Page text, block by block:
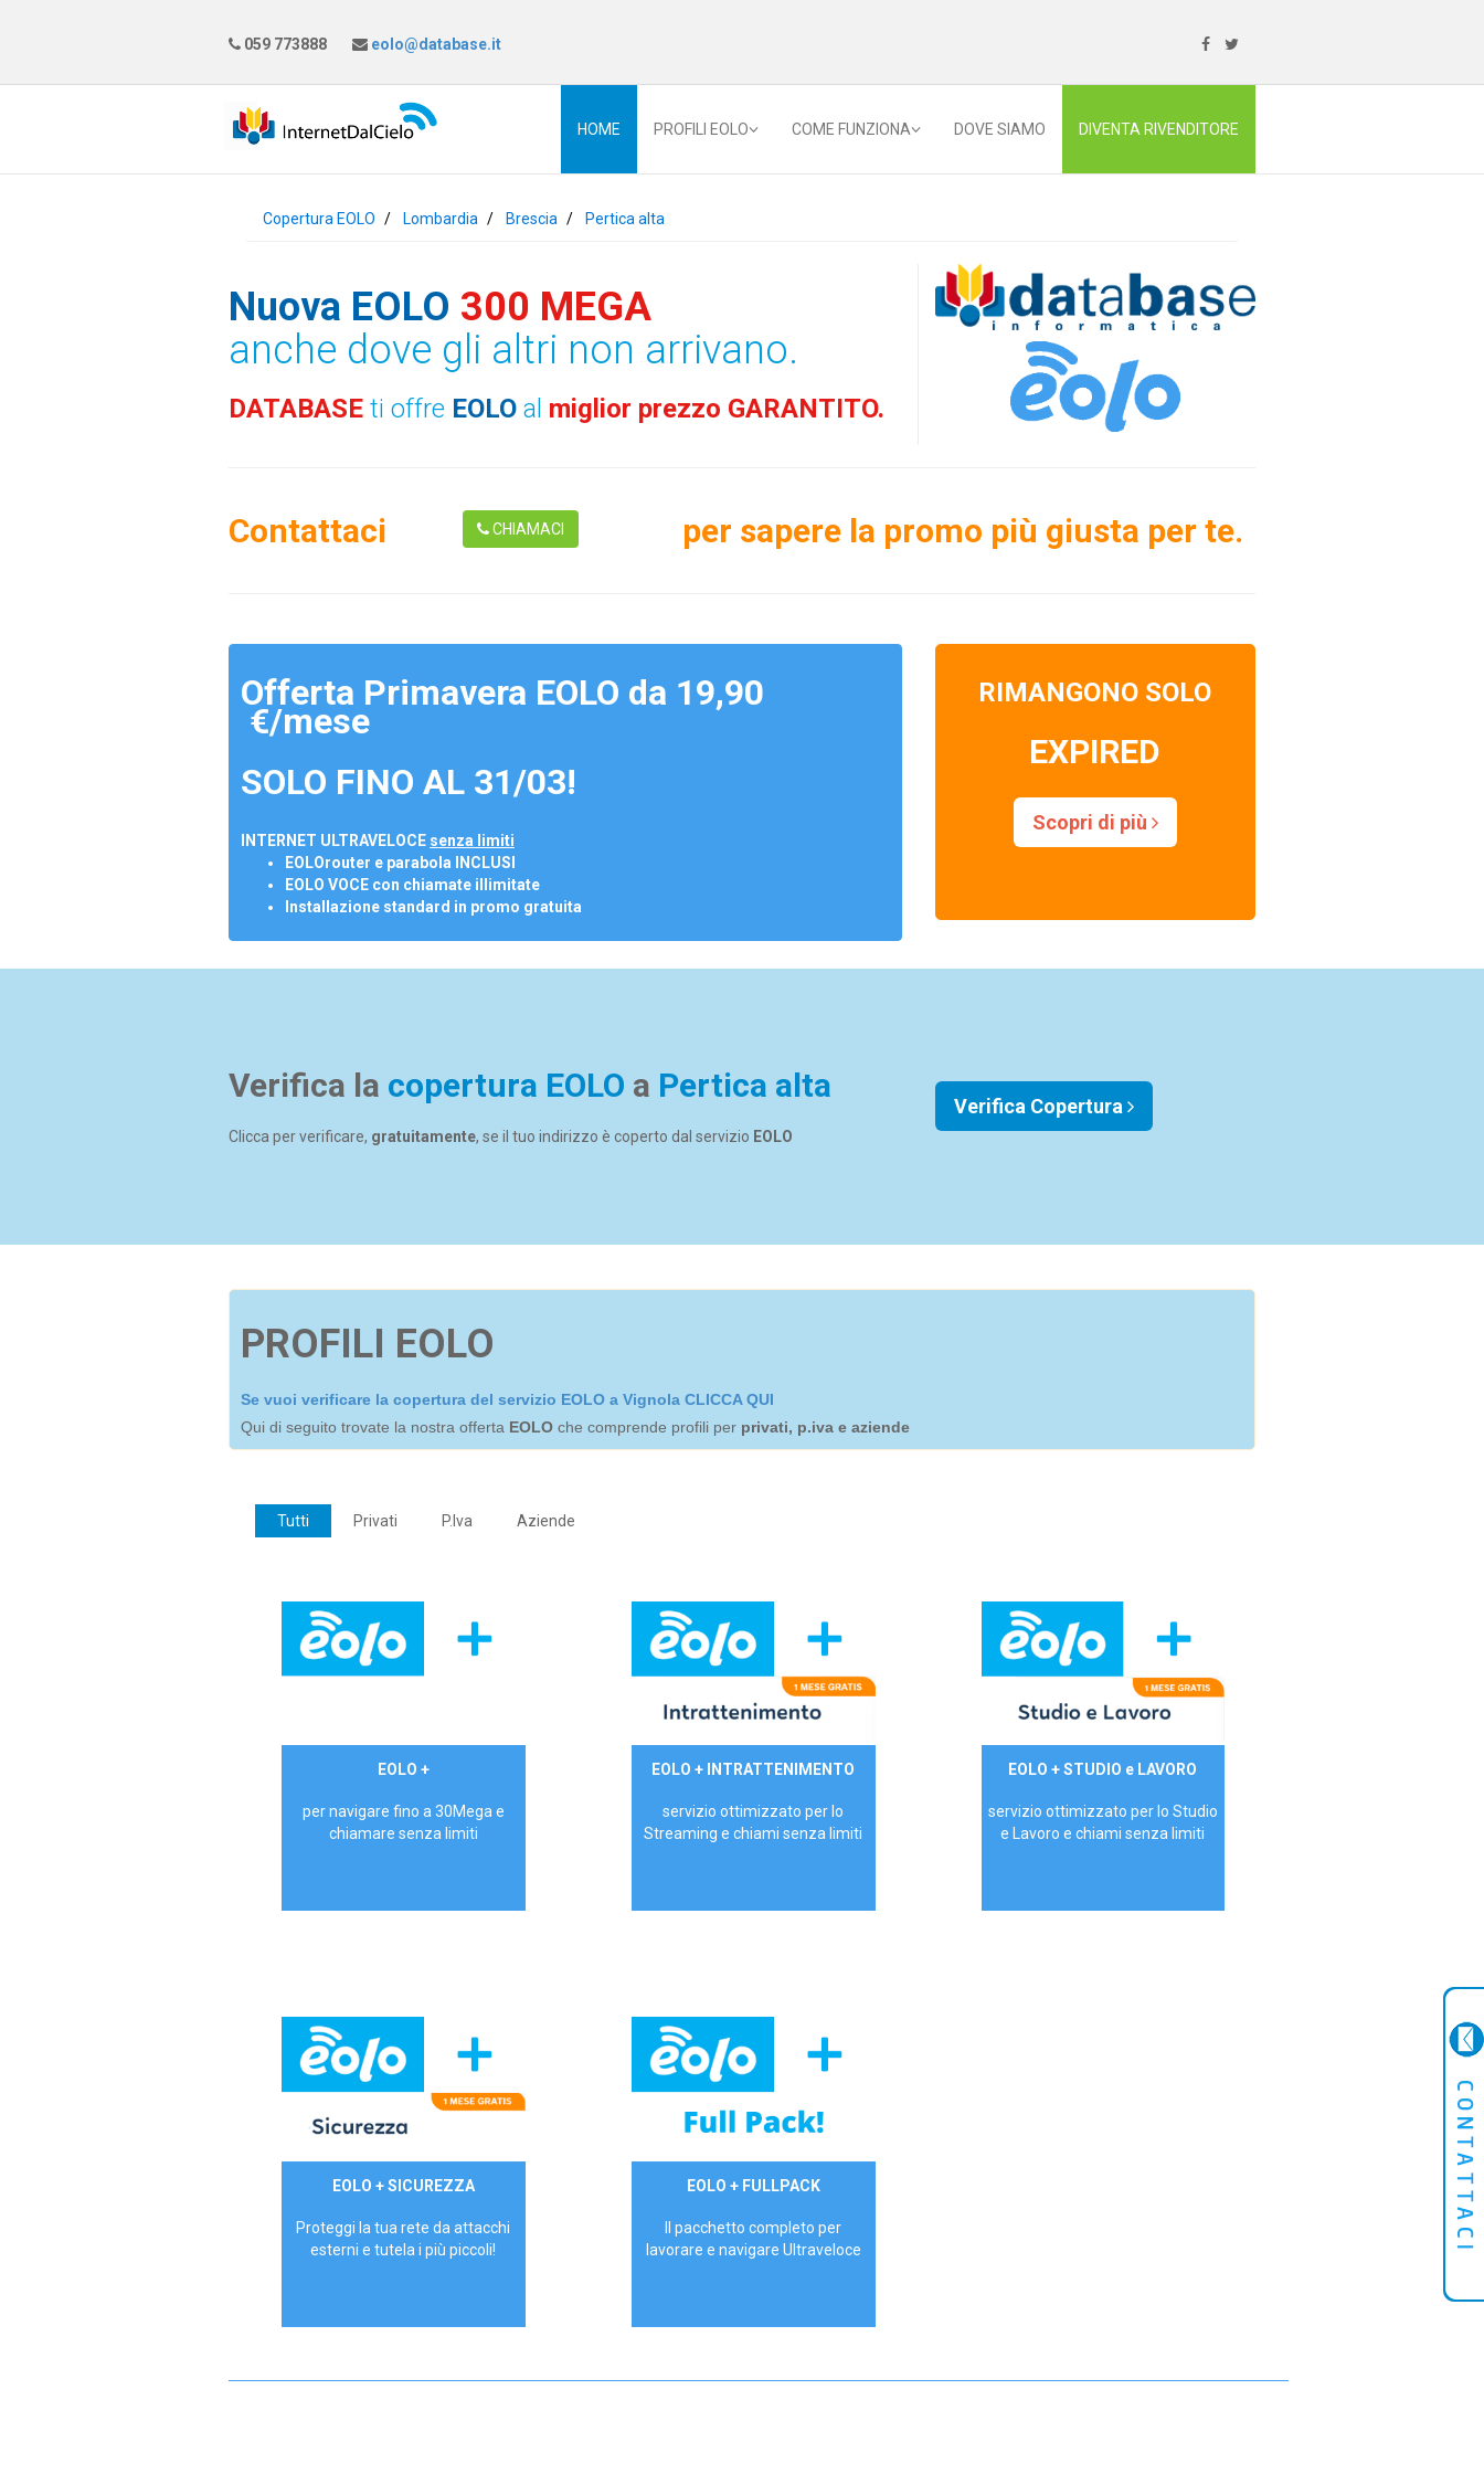
059 773888 eolo@database.it
HOME PROFILI EOLO COME FUNZIONA DOVE SIAMO DIVENTA RIVENDITORE
Copertura EOLO Lombardia Brescia Pertica alta
Nuova EOLO 300 MEGA
anche dove gli altri non arrivano.
DATABASE ti offre EOLO al miglior prezzo GARANTITO.
Contattaci CHIAMACI per sapere la promo più giusta per te.
Offerta Primavera EOLO da 19,90
€/mese
SOLO FINO AL 31/03!
INTERNET ULTRAVELOCE senza limiti
EOLOrouter e parabola INCLUSI
EOLO VOCE con chiamate illimitate
Installazione standard in promo gratuita
RIMANGONO SOLO
EXPIRED
Scopri di più
Verifica la copertura EOLO a Pertica alta
Clicca per verificare, gratuitamente, se il tuo indirizzo è coperto dal servizio EOLO
Verifica Copertura
PROFILI EOLO
Se vuoi verificare la copertura del servizio EOLO a Vignola CLICCA QUI
Qui di seguito trovate la nostra offerta EOLO che comprende profili per privati, p.iva e aziende
Tutti Privati P.Iva Aziende
€ 24,90/meseEOLO +
per navigare fino a 30Mega e
chiamare senza limiti
29,90€/mese
EOLO + INTRATTENIMENTO
servizio ottimizzato per lo
Streaming e chiami senza limiti
29,90€/mese
EOLO + STUDIO e LAVORO
servizio ottimizzato per lo Studio
e Lavoro e chiami senza limiti
29,90€/mese
EOLO + SICUREZZA
Proteggi la tua rete da attacchi
esterni e tutela i più piccoli!
34,90 €/meseEOLO + FULLPACK
Il pacchetto completo per
lavorare e navigare Ultraveloce